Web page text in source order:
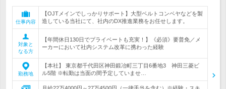
仕事内容
【OJTメインでしっかりサポート】大型ベルトコンベヤなどを製
造している当社にて、社内のDX推進業務をお任せします。
対象と
なる方
【年間休日130日でプライベートも充実！】《必須》要普免／メ
ーカーにおいて社内システム改革に携わった経験
勤務地
【本社】 東京都千代田区神田鍛冶町三丁目6番地3 神田三菱ビ
ル5階 ※転勤は当面の間予定していませ…